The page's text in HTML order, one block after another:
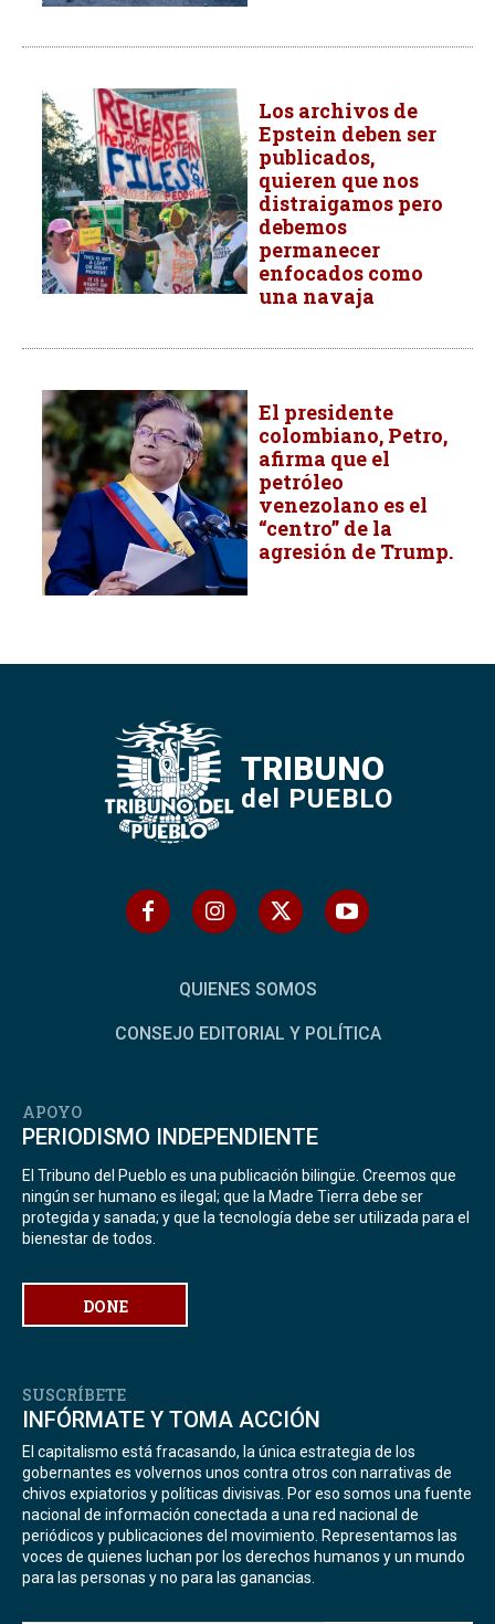
Los archivos de
Epstein deben ser
publicados,
quieren que nos
distraigamos pero
debemos
permanecer
enfocados como
una navaja
El presidente
colombiano, Petro,
afirma que el
petróleo
venezolano es el
“centro” de la
agresión de Trump.
TRIBUNO
del PUEBLO
QUIENES SOMOS
CONSEJO EDITORIAL Y POLÍTICA
APOYO
PERIODISMO INDEPENDIENTE
El Tribuno del Pueblo es una publicación bilingüe. Creemos que
ningún ser humano es ilegal; que la Madre Tierra debe ser
protegida y sanada; y que la tecnología debe ser utilizada para el
bienestar de todos.
DONE
SUSCRÍBETE
INFÓRMATE Y TOMA ACCIÓN
El capitalismo está fracasando, la única estrategia de los
gobernantes es volvernos unos contra otros con narrativas de
chivos expiatorios y políticas divisivas. Por eso somos una fuente
nacional de información conectada a una red nacional de
periódicos y publicaciones del movimiento. Representamos las
voces de quienes luchan por los derechos humanos y un mundo
para las personas y no para las ganancias.